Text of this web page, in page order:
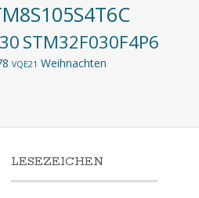
STM32F030F4P6
VQE21 Weihnachten
LESEZEICHEN